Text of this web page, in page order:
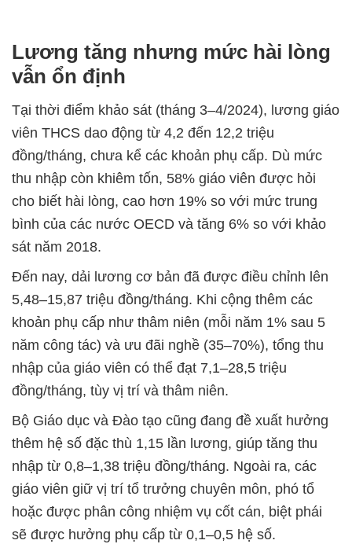
Lương tăng nhưng mức hài lòng
vẫn ổn định
Tại thời điểm khảo sát (tháng 3–4/2024), lương giáo
viên THCS dao động từ 4,2 đến 12,2 triệu
đồng/tháng, chưa kể các khoản phụ cấp. Dù mức
thu nhập còn khiêm tốn, 58% giáo viên được hỏi
cho biết hài lòng, cao hơn 19% so với mức trung
bình của các nước OECD và tăng 6% so với khảo
sát năm 2018.
Đến nay, dải lương cơ bản đã được điều chỉnh lên
5,48–15,87 triệu đồng/tháng. Khi cộng thêm các
khoản phụ cấp như thâm niên (mỗi năm 1% sau 5
năm công tác) và ưu đãi nghề (35–70%), tổng thu
nhập của giáo viên có thể đạt 7,1–28,5 triệu
đồng/tháng, tùy vị trí và thâm niên.
Bộ Giáo dục và Đào tạo cũng đang đề xuất hưởng
thêm hệ số đặc thù 1,15 lần lương, giúp tăng thu
nhập từ 0,8–1,38 triệu đồng/tháng. Ngoài ra, các
giáo viên giữ vị trí tổ trưởng chuyên môn, phó tổ
hoặc được phân công nhiệm vụ cốt cán, biệt phái
sẽ được hưởng phụ cấp từ 0,1–0,5 hệ số.